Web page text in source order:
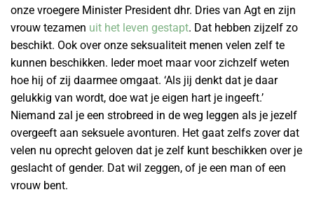
onze vroegere Minister President dhr. Dries van Agt en zijn
vrouw tezamen uit het leven gestapt. Dat hebben zijzelf zo
beschikt. Ook over onze seksualiteit menen velen zelf te
kunnen beschikken. Ieder moet maar voor zichzelf weten
hoe hij of zij daarmee omgaat. ‘Als jij denkt dat je daar
gelukkig van wordt, doe wat je eigen hart je ingeeft.’
Niemand zal je een strobreed in de weg leggen als je jezelf
overgeeft aan seksuele avonturen. Het gaat zelfs zover dat
velen nu oprecht geloven dat je zelf kunt beschikken over je
geslacht of gender. Dat wil zeggen, of je een man of een
vrouw bent.